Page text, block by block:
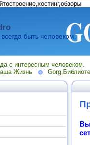
быть человеком.
с интересным человеком.
Жизнь